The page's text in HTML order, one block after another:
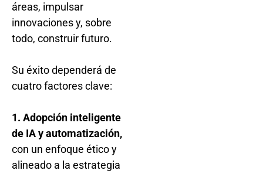
áreas, impulsar
innovaciones y, sobre
todo, construir futuro.
Su éxito dependerá de
cuatro factores clave:
1. Adopción inteligente
de IA y automatización,
con un enfoque ético y
alineado a la estrategia